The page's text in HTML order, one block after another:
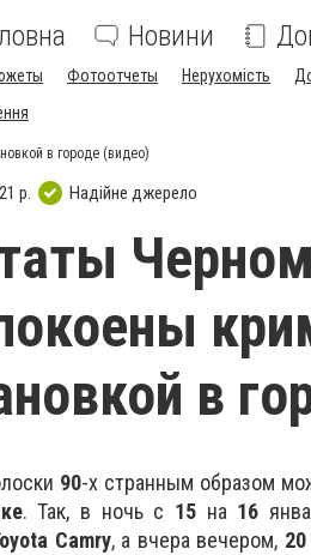
Новини
Фотоотчеты Нерухомість
в городе (видео)
р. Надійне джерело
в
90-х странным образом
. Так, в ночь с 15на 16
Camry, а вчера вечером, 20